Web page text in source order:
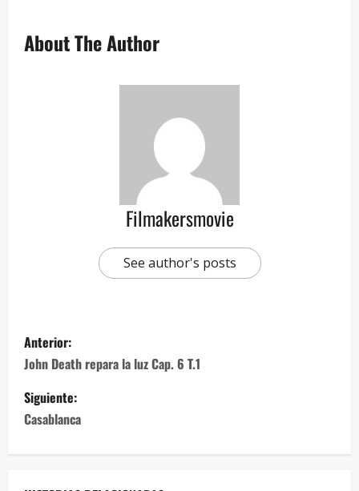
About The Author
Filmakersmovie
See author's posts
Anterior:
John Death repara la luz Cap. 6 T.1
Siguiente:
Casablanca